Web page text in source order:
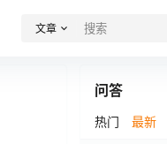
文章
问答
热门 最新